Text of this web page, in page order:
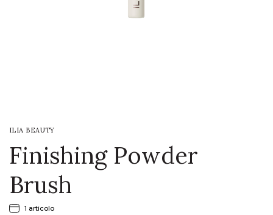
ILIA BEAUTY
Finishing Powder
Brush
1 articolo